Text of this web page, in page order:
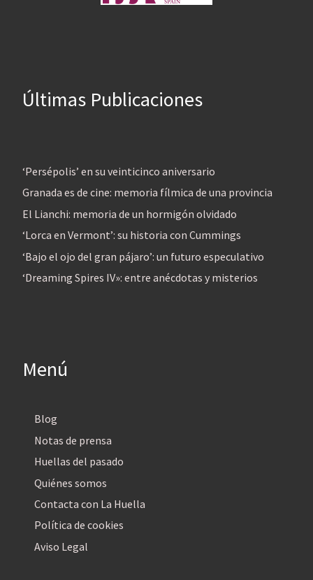
Últimas Publicaciones
‘Persépolis’ en su veinticinco aniversario
Granada es de cine: memoria fílmica de una provincia
El Lianchi: memoria de un hormigón olvidado
‘Lorca en Vermont’: su historia con Cummings
‘Bajo el ojo del gran pájaro’: un futuro especulativo
‘Dreaming Spires IV»: entre anécdotas y misterios
Menú
Blog
Notas de prensa
Huellas del pasado
Quiénes somos
Contacta con La Huella
Política de cookies
Aviso Legal